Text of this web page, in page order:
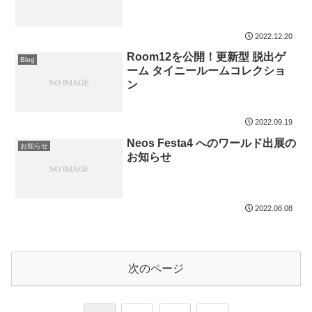
2022.12.20
Blog
Room12を公開！更新型 脱出ゲ
ーム タイニールームコレクショ
ン
2022.09.19
お知らせ
Neos Festa4 へのワールド出展の
お知らせ
2022.08.08
次のページ